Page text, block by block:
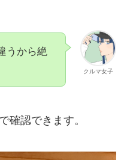
クルマ女子
うから絶
確認できます。